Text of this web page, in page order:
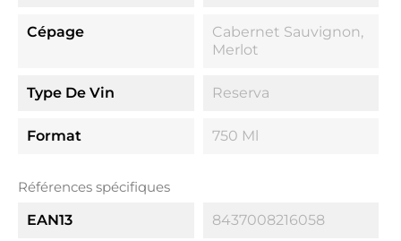
Cépage
Cabernet Sauvignon,
Merlot
Type De Vin Reserva
Format 750 Ml
Références spécifiques
EAN13
8437008216058